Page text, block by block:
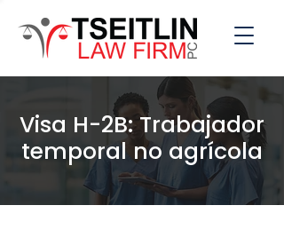
Visa H-2B: Trabajador
temporal no agrícola